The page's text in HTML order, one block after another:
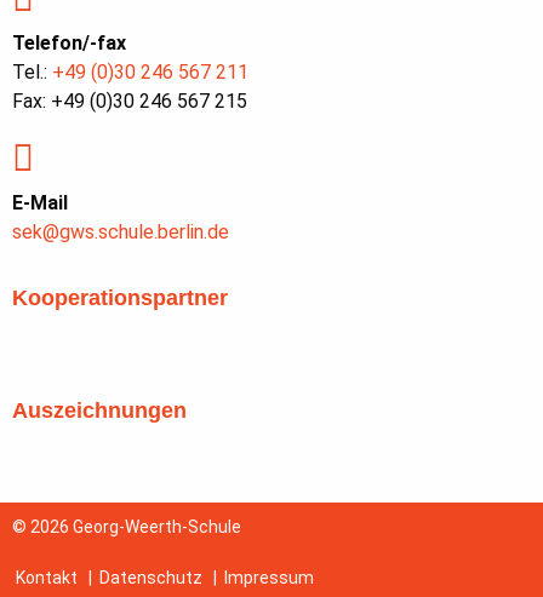
Telefon/-fax
Tel.: +49 (0)30 246 567 211
Fax: +49 (0)30 246 567 215
E-Mail
sek@gws.schule.berlin.de
Kooperationspartner
Auszeichnungen
© 2026 Georg-Weerth-Schule
Kontakt Datenschutz Impressum